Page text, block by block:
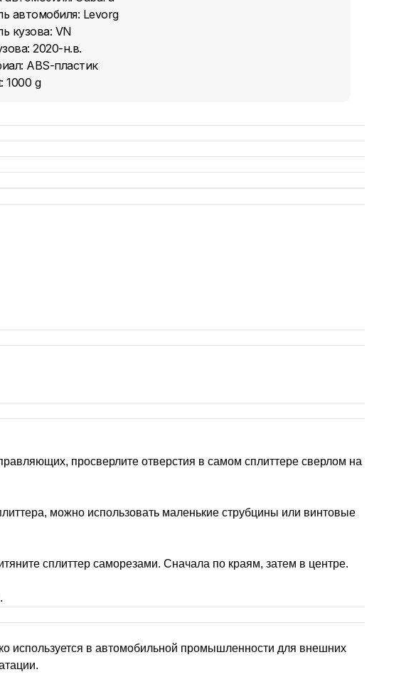
автомобиля: Levorg
кузова: VN
2020-н.в.
ABS-пластик
1000 g
просверлите отверстия в самом сплиттере сверлом на
можно использовать маленькие струбцины или винтовые
сплиттер саморезами. Сначала по краям, затем в центре.
используется в автомобильной промышленности для внешних